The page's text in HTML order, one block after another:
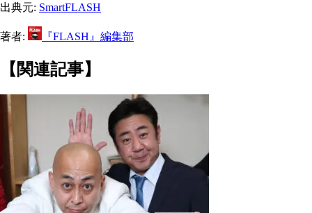
出典元: SmartFLASH
著者: 『FLASH』編集部
【関連記事】